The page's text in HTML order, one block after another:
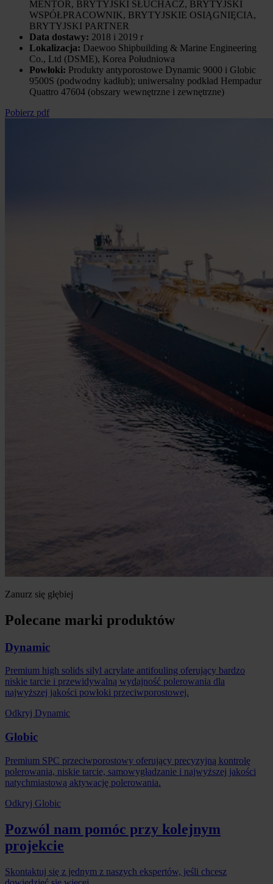
MENTOR, BRYTYJSKI SŁUCHACZ, BRYTYJSKI
WSPÓŁPRACOWNIK, BRYTYJSKIE OSIĄGNIĘCIA,
BRYTYJSKI PARTNER
Data dostawy: 2018 i 2019 r
Lokalizacja: Daewoo Shipbuilding & Marine Engineering
Co., Ltd (DSME), Korea Południowa
Powłoki: Produkty antyporostowe Dynamic 9000 i Globic
9500S (podwodny kadłub); uniwersalny podkład Hempadur
Quattro 47604 (obszary wewnętrzne i zewnętrzne)
Pobierz pdf
Zanurz się głębiej
Polecane marki produktów
Dynamic
Premium high solids silyl acrylate antifouling oferujący bardzo
niskie tarcie i przewidywalną wydajność polerowania dla
najwyższej jakości powłoki przeciwporostowej.
Odkryj Dynamic
Globic
Premium SPC przeciwporostowy oferujący precyzyjną kontrolę
polerowania, niskie tarcie, samowygładzanie i najwyższej jakości
natychmiastową aktywację polerowania.
Odkryj Globic
Pozwól nam pomóc przy kolejnym
projekcie
Skontaktuj się z jednym z naszych ekspertów, jeśli chcesz